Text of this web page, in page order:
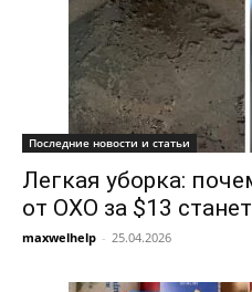
Последние новости и статьи
Легкая уборка:
от OXO за $13
maxwelhelp - 25.04.2026